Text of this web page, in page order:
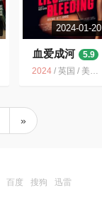
2024-01-20
血爱成河
5.9
2024 /英国 / 美国 / 爱情 惊悚 同性
»
百度 搜狗 迅雷